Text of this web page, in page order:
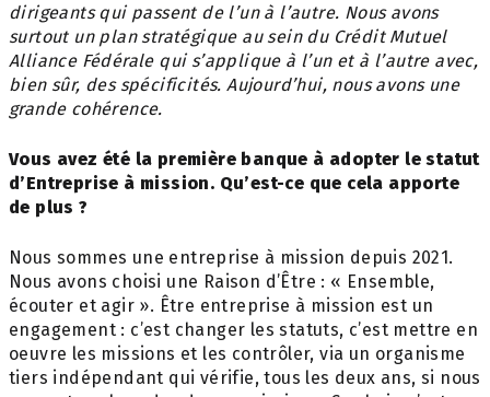
dirigeants qui passent de l’un à l’autre. Nous avons
surtout un plan stratégique au sein du Crédit Mutuel
Alliance Fédérale qui s’applique à l’un et à l’autre avec,
bien sûr, des spécificités. Aujourd’hui, nous avons une
grande cohérence.
Vous avez été la première banque à adopter le statut
d’Entreprise à mission. Qu’est-ce que cela apporte
de plus ?
Nous sommes une entreprise à mission depuis 2021.
Nous avons choisi une Raison d’Être : « Ensemble,
écouter et agir ». Être entreprise à mission est un
engagement : c’est changer les statuts, c’est mettre en
oeuvre les missions et les contrôler, via un organisme
tiers indépendant qui vérifie, tous les deux ans, si nous